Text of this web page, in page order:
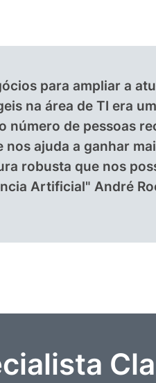
para ampliar a
na área de TI era
número de pessoas
ajuda a ganhar
robusta que nos
Artificial" André